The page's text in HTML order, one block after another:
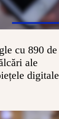
cu 890 de
ale
digitale